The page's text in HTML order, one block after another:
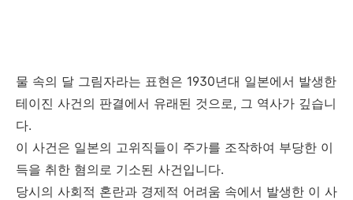
물 속의 달 그림자라는 표현은 1930년대 일본에서 발생한
테이진 사건의 판결에서 유래된 것으로, 그 역사가 깊습니
다.
이 사건은 일본의 고위직들이 주가를 조작하여 부당한 이
득을 취한 혐의로 기소된 사건입니다.
당시의 사회적 혼란과 경제적 어려움 속에서 발생한 이 사